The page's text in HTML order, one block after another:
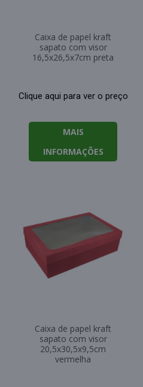
Caixa de papel kraft
sapato com visor
16,5x26,5x7cm preta
Clique aqui para ver o preço
MAIS
INFORMAÇÕES
Caixa de papel kraft
sapato com visor
20,5x30,5x9,5cm
vermelha